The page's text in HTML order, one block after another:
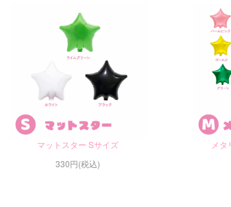
マットスター Sサイズ
330円(税込)
メ